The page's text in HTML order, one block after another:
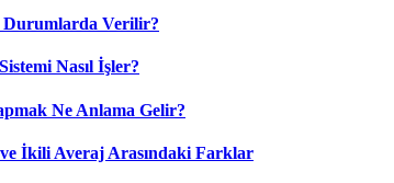
Durumlarda Verilir?
Nasıl İşler?
Ne Anlama Gelir?
İkili Averaj Arasındaki Farklar